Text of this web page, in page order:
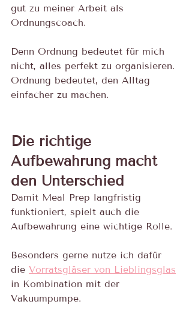
gut zu meiner Arbeit als
Ordnungscoach.
Denn Ordnung bedeutet für mich
nicht, alles perfekt zu organisieren.
Ordnung bedeutet, den Alltag
einfacher zu machen.
Die richtige
Aufbewahrung macht
den Unterschied
Damit Meal Prep langfristig
funktioniert, spielt auch die
Aufbewahrung eine wichtige Rolle.
Besonders gerne nutze ich dafür
die Vorratsgläser von Lieblingsglas
in Kombination mit der
Vakuumpumpe.